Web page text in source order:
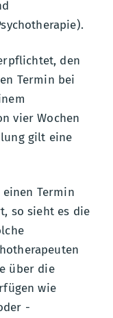
den
Termin bei
vier Wochen
gilt eine
Termin
so sieht es die
über die
wie
-